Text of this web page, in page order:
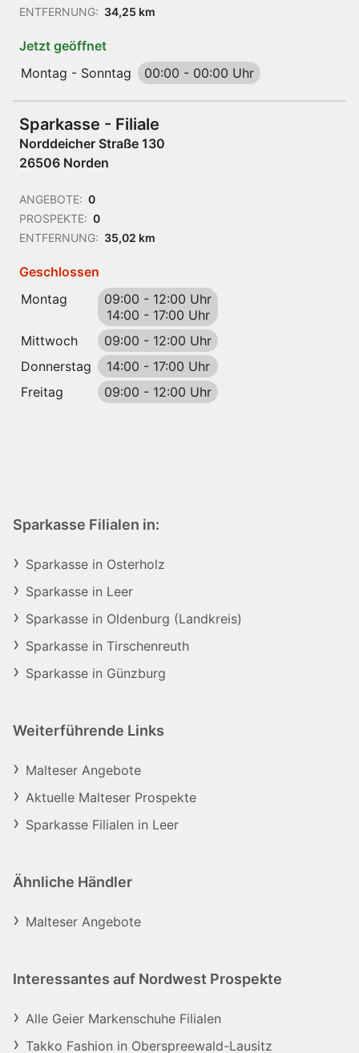
ENTFERNUNG: 34,25 km
Jetzt geöffnet
Montag - Sonntag
00:00 - 00:00 Uhr
Sparkasse - Filiale
Norddeicher Straße 130
26506 Norden
ANGEBOTE: 0
PROSPEKTE: 0
ENTFERNUNG: 35,02 km
Geschlossen
Montag
09:00 - 12:00 Uhr
14:00 - 17:00 Uhr
Mittwoch
09:00 - 12:00 Uhr
Donnerstag
14:00 - 17:00 Uhr
Freitag
09:00 - 12:00 Uhr
Sparkasse Filialen in:
Sparkasse in Osterholz
Sparkasse in Leer
Sparkasse in Oldenburg (Landkreis)
Sparkasse in Tirschenreuth
Sparkasse in Günzburg
Weiterführende Links
Malteser Angebote
Aktuelle Malteser Prospekte
Sparkasse Filialen in Leer
Ähnliche Händler
Malteser Angebote
Interessantes auf Nordwest Prospekte
Alle Geier Markenschuhe Filialen
Takko Fashion in Oberspreewald-Lausitz